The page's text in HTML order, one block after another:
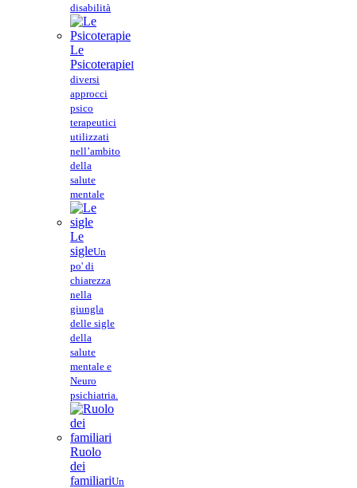
disabilità
Le
PsicoterapieI
diversi
approcci
psico
terapeutici
utilizzati
nell’ambito
della
salute
mentale
Le
sigleUn
po' di
chiarezza
nella
giungla
delle sigle
della
salute
mentale e
Neuro
psichiatria.
Ruolo
dei
familiariUn